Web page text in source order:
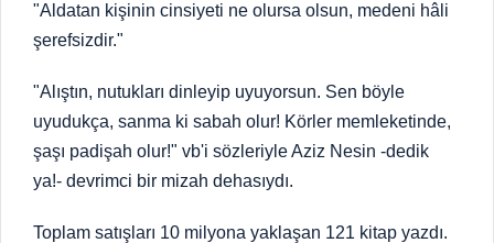
"Aldatan kişinin cinsiyeti ne olursa olsun, medeni hâli
şerefsizdir."
"Alıştın, nutukları dinleyip uyuyorsun. Sen böyle
uyudukça, sanma ki sabah olur! Körler memleketinde,
şaşı padişah olur!" vb'i sözleriyle Aziz Nesin -dedik
ya!- devrimci bir mizah dehasıydı.
Toplam satışları 10 milyona yaklaşan 121 kitap yazdı.